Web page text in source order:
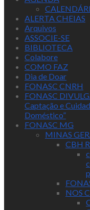
ALERTA CHEIAS
Arquivos
ASSOCIE-SE
BIBLIOTECA
Colabore
COMO FAZ
Dia de Doar
FONASC CNRH
FONASC
Captação e
Doméstico”
FONASC MG
MINAS
CBH
NOS